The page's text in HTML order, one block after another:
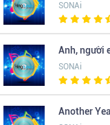
SONAi
Anh, người
SONAi
Another